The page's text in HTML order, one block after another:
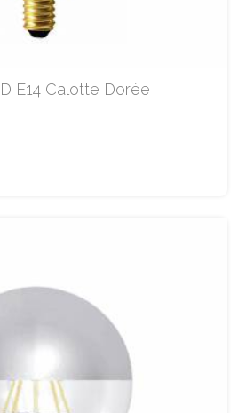
E14 Calotte Dorée